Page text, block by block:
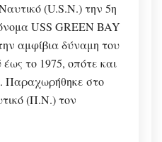
(U.S.N.) την 5η
USS GREEN BAY
αμφίβια δύναμη του
το 1975, οπότε και
Παραχωρήθηκε στο
(Π.Ν.) τον